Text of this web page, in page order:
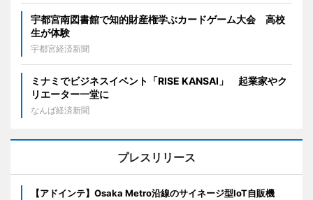
宇都宮南図書館で知的財産権学ぶカードゲーム大会 高校
生が体験
宇都宮経済新聞
ミナミでビジネスイベント「RISE KANSAI」 起業家やク
リエーター一堂に
なんば経済新聞
プレスリリース
【アドインテ】Osaka Metro沿線のサイネージ型IoT自販機